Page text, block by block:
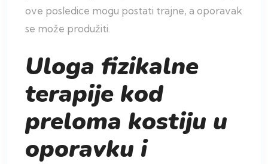
ove posledice mogu postati trajne, a oporavak
se može produžiti.
Uloga fizikalne
terapije kod
preloma kostiju u
oporavku i